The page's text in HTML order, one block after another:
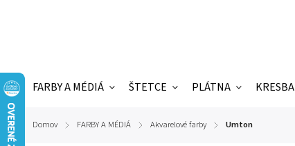
FARBY A MÉDIÁ ŠTETCE PLÁTNA KRESBA
Domov / FARBY A MÉDIÁ / Akvarelové farby / Umton